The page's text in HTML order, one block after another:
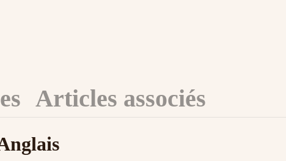
Articles associés